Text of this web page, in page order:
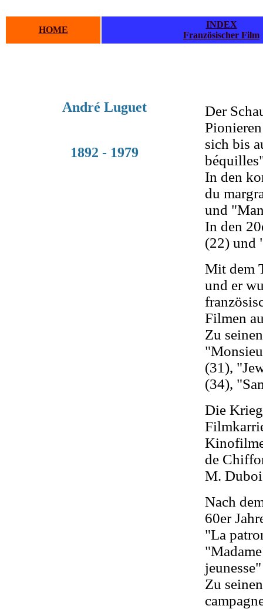
HOME
INDEX
Französischer Film
André Luguet
1892 - 1979
Der
sich bis
In den
du
und
In den
(22) und
Mit dem
und er
Filmen
Zu
(31),
(34),
Die
de
M.
Nach
60er
"La
Zu